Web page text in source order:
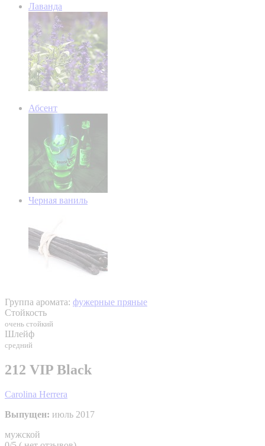
Лаванда
Абсент
Черная ваниль
Группа аромата: фужерные пряные
Стойкость
очень стойкий
Шлейф
средний
212 VIP Black
Carolina Herrera
Выпущен: июль 2017
мужской